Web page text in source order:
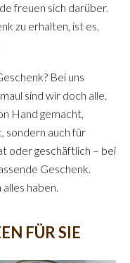
freuen sich darüber.
zu erhalten, ist es,
Bei uns
sind wir doch alle.
Hand gemacht,
sondern auch für
oder geschäftlich – bei
Geschenk.
haben.
FÜR SIE